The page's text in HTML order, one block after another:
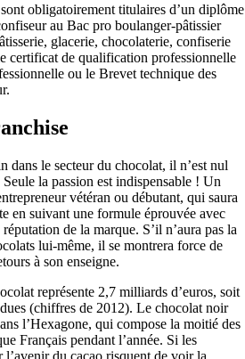
obligatoirement titulaires d’un diplôme
au Bac pro boulanger-pâtissier
glacerie, chocolaterie, confiserie
certificat de qualification professionnelle
ou le Brevet technique des
dans le secteur du chocolat, il n’est nul
la passion est indispensable ! Un
vétéran ou débutant, qui saura
en suivant une formule éprouvée avec
de la marque. S’il n’aura pas la
lui-même, il se montrera force de
à son enseigne.
représente 2,7 milliards d’euros, soit
(chiffres de 2012). Le chocolat noir
l’Hexagone, qui compose la moitié des
Français pendant l’année. Si les
l’avenir du cacao risquent de voir la